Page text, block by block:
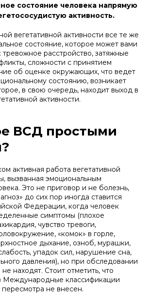
состояние человека напрямую
активность.
вегетативной активности все те же
состояние, которое может вами
тревожное расстройство, затяжные
сложности с принятием
об оценке окружающих, что ведет
состоянию, возникает
в свою очередь, находит выход в
активности.
ВСД простыми
активная работа вегетативной
вызванная эмоциональным
Это не приговор и не болезнь,
до сих пор иногда ставится
Федерации, когда человек
симптомы (плохое
чувство тревоги,
«комок» в горле,
дыхание, озноб, мурашки,
упадок сил, нарушение сна,
давления), но при обследовании
находят. Стоит отметить, что
Международные классификации
пересмотра не внесен.